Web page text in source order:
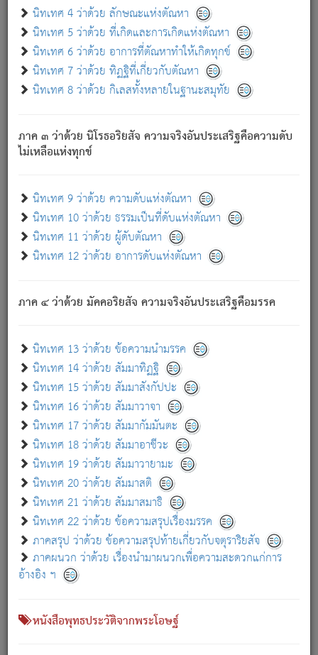
นิทเทศ 4 ว่าด้วย ลักษณะแห่งตัณหา
นิทเทศ 5 ว่าด้วย ที่เกิดและการเกิดแห่งตัณหา
นิทเทศ 6 ว่าด้วย อาการที่ตัณหาทำให้เกิดทุกข์
นิทเทศ 7 ว่าด้วย ทิฏฐิที่เกี่ยวกับตัณหา
นิทเทศ 8 ว่าด้วย กิเลสทั้งหลายในฐานะสมุทัย
ภาค ๓ ว่าด้วย นิโรธอริยสัจ ความจริงอันประเสริฐคือความดับ
ไม่เหลือแห่งทุกข์
นิทเทศ 9 ว่าด้วย ความดับแห่งตัณหา
นิทเทศ 10 ว่าด้วย ธรรมเป็นที่ดับแห่งตัณหา
นิทเทศ 11 ว่าด้วย ผู้ดับตัณหา
นิทเทศ 12 ว่าด้วย อาการดับแห่งตัณหา
ภาค ๔ ว่าด้วย มัคคอริยสัจ ความจริงอันประเสริฐคือมรรค
นิทเทศ 13 ว่าด้วย ข้อความนำมรรค
นิทเทศ 14 ว่าด้วย สัมมาทิฏฐิ
นิทเทศ 15 ว่าด้วย สัมมาสังกัปปะ
นิทเทศ 16 ว่าด้วย สัมมาวาจา
นิทเทศ 17 ว่าด้วย สัมมากัมมันตะ
นิทเทศ 18 ว่าด้วย สัมมาอาชีวะ
นิทเทศ 19 ว่าด้วย สัมมาวายามะ
นิทเทศ 20 ว่าด้วย สัมมาสติ
นิทเทศ 21 ว่าด้วย สัมมาสมาธิ
นิทเทศ 22 ว่าด้วย ข้อความสรุปเรื่องมรรค
ภาคสรุป ว่าด้วย ข้อความสรุปท้ายเกี่ยวกับจตุราริยสัจ
ภาคผนวก ว่าด้วย เรื่องนำมาผนวกเพื่อความสะดวกแก่การ
อ้างอิง ฯ
หนังสือพุทธประวัติจากพระโอษฐ์
อย่างนี้อยู่; เขาย่อมละภวตัณหาได้ และไม่เพลิดเพลินวิภวตัณหา
ด้วย.
ความดับเพราะความสำรอกไม่เหลือ (แห่งภพทั้งหลาย)
เพราะความสิ้นไปแห่งตัณหาโดยประการทั้งปวง นั้นคือ
นิพพาน.
ภพใหม่ย่อมไม่มีแก่ภิกษุนั้น ผู้ดับเย็นสนิทแล้ว เพราะไม่มี
ภิกษุนั้น เป็นผู้ครอบงำมารได้แล้ว ชนะสงครามแล้ว ก้าวล่วง
ภพทั้งหลายทั้งปวงได้แล้ว เป็นผู้คงที่ (คือไม่เปลี่ยนแปลงอีกต่อ
- อุ.ขุ. ๒๕/๑๒๑/๘๔.
(ข้อความนี้ เป็นพระพุทธอุทานที่ทรงเปล่งออก ที่โคนต้นโพธิ์
เป็นที่ตรัสรู้ เมื่อตรัสรู้แล้วได้ 7 วัน)
เกี่ยวกับธรรมโฆษณ์ออนไลน์ (Disclaimer)
แม้ระบบ "ธรรมโฆษณ์ออนไลน์" พยายามปรับปรุงข้อมูลให้ถูกต้องมากที่สุด
ผู้ศึกษาก็พึงตรวจสอบกับตัวเล่มหนังสือต้นฉบับ ที่มีการพิมพ์ครั้งล่าสุด
ก่อนนำข้อมูลไปใช้ในการอ้างอิง"
เกี่ยวกับอัตถจารี|เกี่ยวกับการพัฒนา|แจ้งข้อผิดพลาด / แนะนำ
หนังสือที่เกี่ยวข้อง